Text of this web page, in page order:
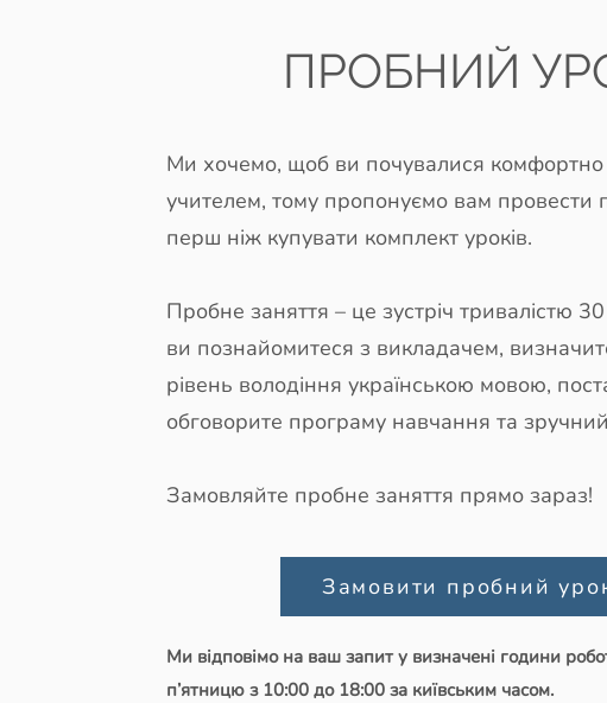
ПРОБНИЙ
Ми хочемо, щоб ви почувалися комфортно
учителем, тому пропонуємо вам провести
перш ніж купувати комплект уроків.
Пробне заняття – це зустріч тривалістю
ви познайомитеся з викладачем,
рівень володіння українською мовою,
обговорите програму навчання та
Замовляйте пробне заняття прямо зараз!
Замовити пробний
Ми відповімо на ваш запит у визначені години
п’ятницю з 10:00 до 18:00 за київським часом.